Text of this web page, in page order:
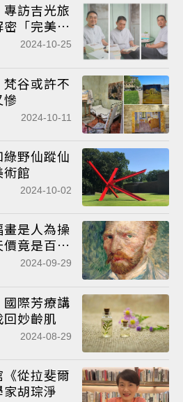
訪吉光旅
「完美行
2024-10-25
谷或許不
2024-10-11
野仙蹤仙
館
2024-10-02
是人為操
竟是百年
2024-09-29
際芳療講
妙齡肌
2024-08-29
從拉斐爾
胡琮淨